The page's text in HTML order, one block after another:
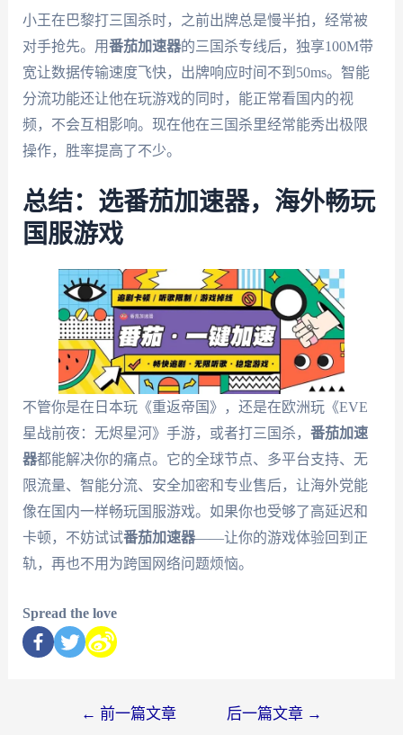
小王在巴黎打三国杀时，之前出牌总是慢半拍，经常被
对手抢先。用番茄加速器的三国杀专线后，独享100M带
宽让数据传输速度飞快，出牌响应时间不到50ms。智能
分流功能还让他在玩游戏的同时，能正常看国内的视
频，不会互相影响。现在他在三国杀里经常能秀出极限
操作，胜率提高了不少。
总结：选番茄加速器，海外畅玩
国服游戏
不管你是在日本玩《重返帝国》，还是在欧洲玩《EVE
星战前夜：无烬星河》手游，或者打三国杀， 番茄加速
器都能解决你的痛点。它的全球节点、多平台支持、无
限流量、智能分流、安全加密和专业售后，让海外党能
像在国内一样畅玩国服游戏。如果你也受够了高延迟和
卡顿，不妨试试番茄加速器——让你的游戏体验回到正
轨，再也不用为跨国网络问题烦恼。
Spread the love
← 前一篇文章 后一篇文章 →